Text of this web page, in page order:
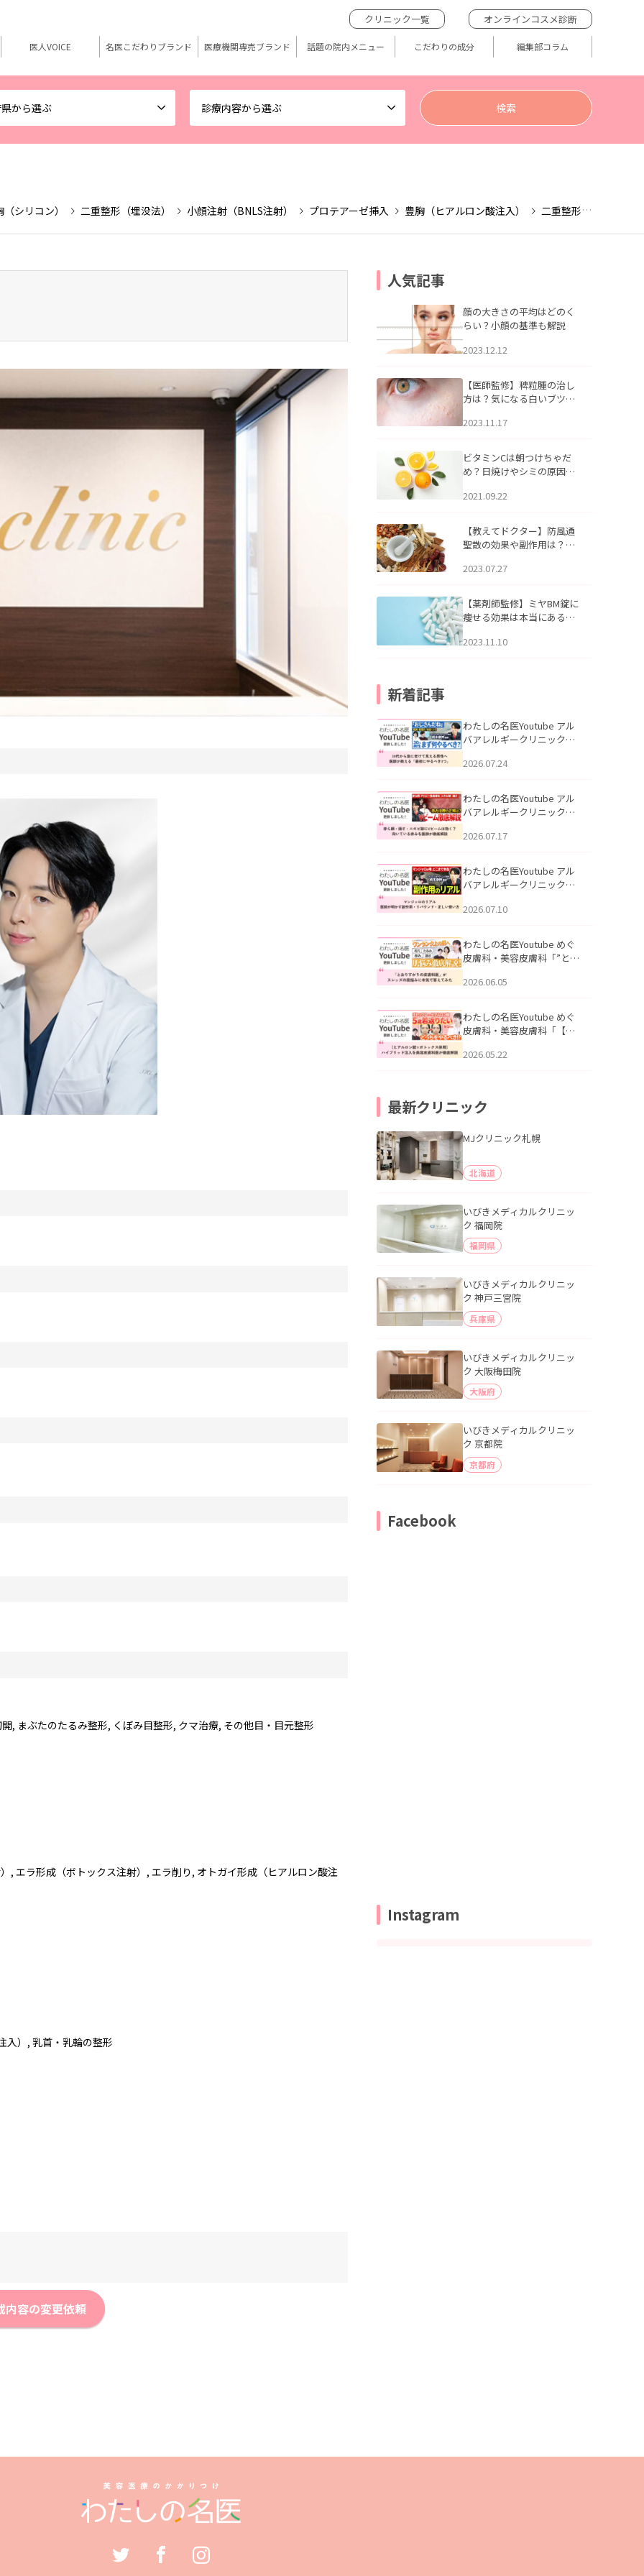
から選ぶ 診療内容から選ぶ
クリニック一覧 オンラインコスメ診断
医人VOICE 名医こだわりブランド 医療機関専売ブランド 話題の院内メニュー こだわりの成分 編集部コラム
シリコン） 二重整形（埋没法） 小顔注射（BNLS注射） プロテアーゼ挿入 豊胸（ヒアルロン酸注入） 二重整形（切開法）
, まぶたのたるみ整形, くぼみ目整形, クマ治療, その他目・目元整形
, エラ形成（ボトックス注射）, エラ削り, オトガイ形成（ヒアルロン酸注
入）, 乳首・乳輪の整形
内容の変更依頼
人気記事
顔の大きさの平均はどのく
らい？小顔の基準も解説
2023.12.12
【医師監修】稗粒腫の治し
方は？気になる白いブツブ
アについて
2023.11.17
ビタミンCは朝つけちゃだ
め？日焼けやシミの原因に
2021.09.22
【教えてドクター】防風通
聖散の効果や副作用は？長
2023.07.27
【薬剤師監修】ミヤBM錠に
痩せる効果は本当にある
2023.11.10
新着記事
わたしの名医Youtube アル
バアレルギークリニック札
える男性へ｜医師が教える
公開いたしました。
2026.07.24
わたしの名医Youtube アル
バアレルギークリニック札
跡にVビームは効く？向いて
説」を公開いたしました。
2026.07.17
わたしの名医Youtube アル
バアレルギークリニック札
医師が明かす副作用・リバ
公開いたしました。
2026.07.10
わたしの名医Youtube めぐ
皮膚科・美容皮膚科「”とお
ッズの肌悩みに本気で答え
た。
2026.06.05
わたしの名医Youtube めぐ
皮膚科・美容皮膚科「【ヒ
用】ハイブリッド注入を美
2026.05.22
最新クリニック
MJクリニック札幌
北海道
いびきメディカルクリニッ
ク 福岡院
福岡県
いびきメディカルクリニッ
ク 神戸三宮院
兵庫県
いびきメディカルクリニッ
ク 大阪梅田院
大阪府
いびきメディカルクリニッ
ク 京都院
京都府
Facebook
Instagram